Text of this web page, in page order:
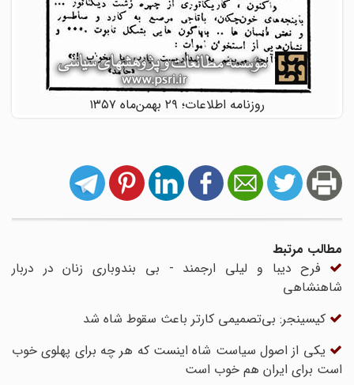
روزنامه اطلاعات؛ ۲۹ بهمن‌ماه ۱۳۵۷
مطالب مرتبط
فرح دیبا و لیلی ارجمند - بی بندوباری زنان در دربار
شاهنشاهی
کیسینجر: بی‌تصمیمی کارتر باعث سقوط شاه شد
یکی از اصول سیاست شاه اینست که هر چه برای پهلوی خوب
است برای ایران هم خوب است